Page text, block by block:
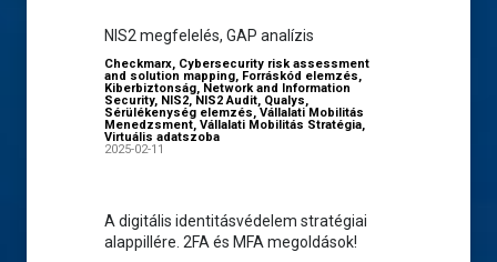
NIS2 megfelelés, GAP analízis
Checkmarx, Cybersecurity risk assessment
and solution mapping, Forráskód elemzés,
Kiberbiztonság, Network and Information
Security, NIS2, NIS2 Audit, Qualys,
Sérülékenység elemzés,Vállalati Mobilitás
Menedzsment, Vállalati Mobilitás Stratégia,
Virtuális adatszoba
2025-02-11
A digitális identitásvédelem stratégiai
alappillére. 2FA és MFA megoldások!